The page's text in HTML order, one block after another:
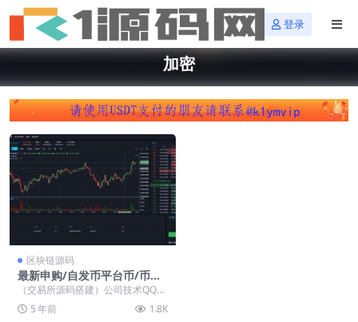
登录
加密
区块链源码
最新申购/自发币平台币/币币/
法币/杠杆/合约多语言交易所/
附带pc和手机VUE/附带完整
教程，可二开
（交易所源码搭建）公司技术QQ：
34401713，最新版源码 源码说明:
最新申...
5 年前 1.8K